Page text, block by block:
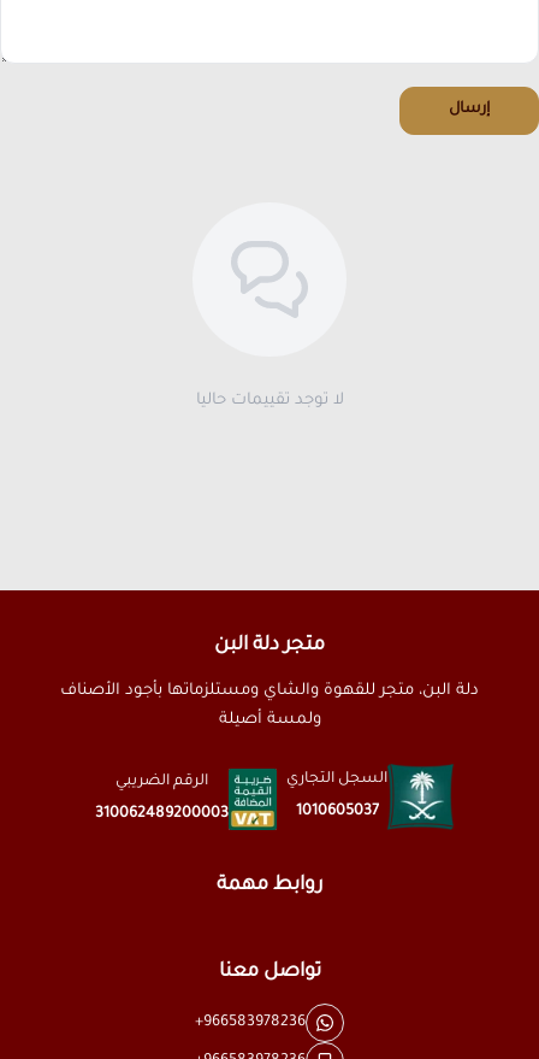
إرسال
لا توجد تقييمات حاليا
متجر دلة البن
دلة البن، متجر للقهوة والشاي ومستلزماتها بأجود الأصناف
ولمسة أصيلة
السجل التجاري
1010605037
الرقم الضريبي
310062489200003
روابط مهمة
تواصل معنا
+966583978236